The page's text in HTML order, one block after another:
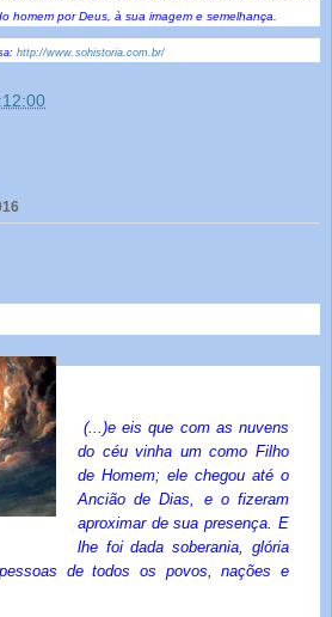
homem por Deus, à sua imagem e semelhança.
http://www.sohistoria.com.br/
(...)e eis que com as nuvens
do céu vinha um como Filho
de Homem; ele chegou até o
Ancião de Dias, e o fizeram
aproximar de sua presença. E
lhe foi dada soberania, glória
de todos os povos, nações e